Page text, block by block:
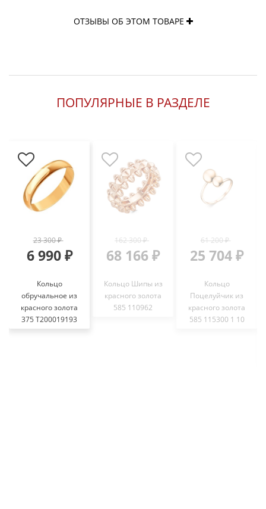
ОТЗЫВЫ ОБ ЭТОМ ТОВАРЕ
ПОПУЛЯРНЫЕ В РАЗДЕЛЕ
23 300 ₽
6 990 ₽
Кольцо
обручальное из
красного золота
375 Т200019193
162 300 ₽
68 166 ₽
Кольцо Шипы из
красного золота
585 110962
61 200 ₽
25 704 ₽
Кольцо
Поцелуйчик из
красного золота
585 115300 1 10